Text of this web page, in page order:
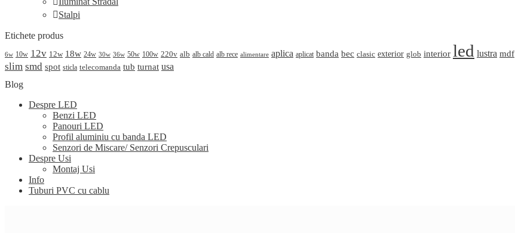
Stalpi
Etichete produs
6w 10w 12v 12w 18w 24w 30w 36w 50w 100w 220v alb alb cald alb rece alimentare aplica aplicat banda bec clasic exterior glob interior led lustra mdf
slim smd spot sticla telecomanda tub turnat usa
Blog
Despre LED
Benzi LED
Panouri LED
Profil aluminiu cu banda LED
Senzori de Miscare/ Senzori Crepusculari
Despre Usi
Montaj Usi
Info
Tuburi PVC cu cablu